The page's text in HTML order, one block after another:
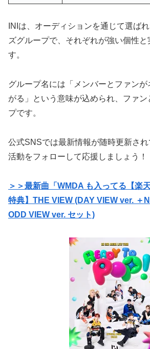
INIは、オーディションを通じて選ば
ズグループで、それぞれが強い個性と
す。
グループ名には「メンバーとファン
がる」という意味が込められ、ファ
プです。
公式SNSでは最新情報が随時更新さ
活動をフォローして応援しましょう！
＞＞最新曲「WMDA も入ってる【楽
特典】THE VIEW (DAY VIEW ver. ＋
ODD VIEW ver. セット)